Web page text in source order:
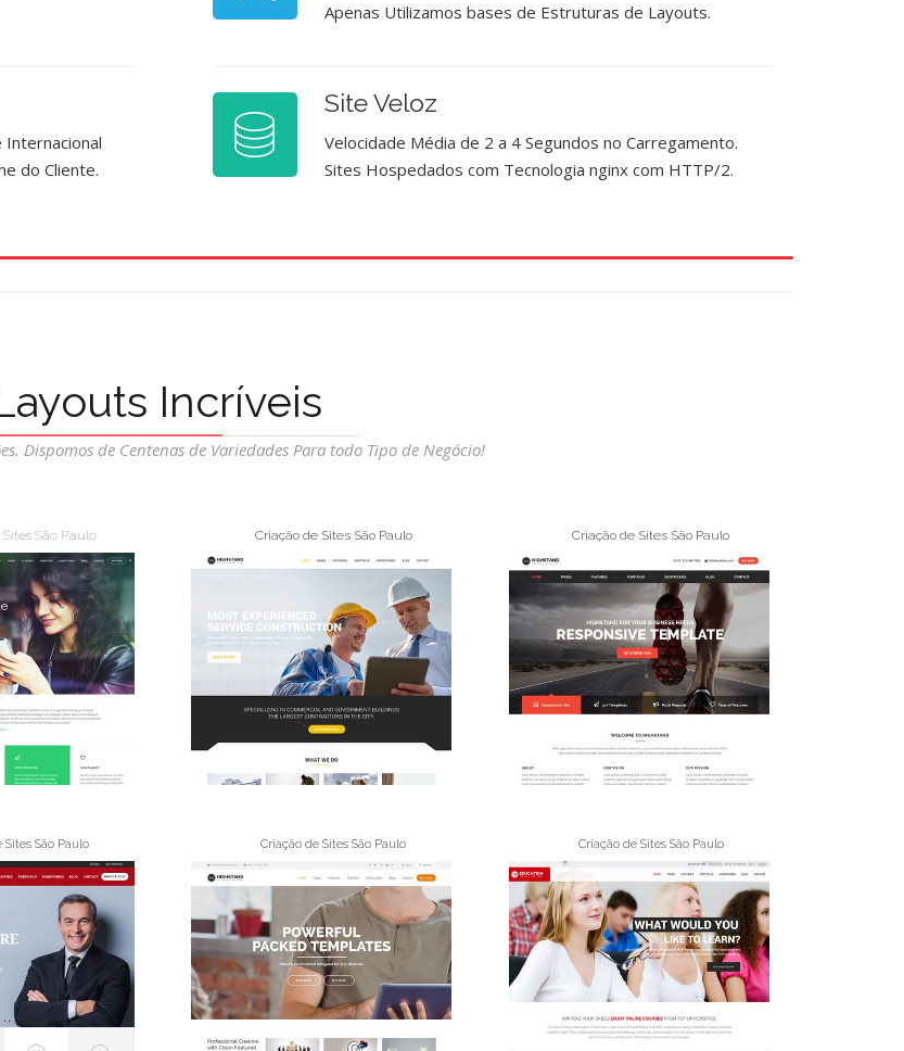
Internacional
do Cliente.
Apenas Utilizamos bases de Estruturas de Layouts.
Site Veloz
Velocidade Média de 2 a 4 Segundos no Carregamento.
Sites Hospedados com Tecnologia nginx com HTTP/2.
Incríveis
Dispomos de Centenas de Variedades Para todo Tipo de Negócio!
São Paulo
Sites São Paulo
Criação de Sites São Paulo
Criação de Sites São Paulo
Criação de Sites São Paulo
Criação de Sites São Paulo